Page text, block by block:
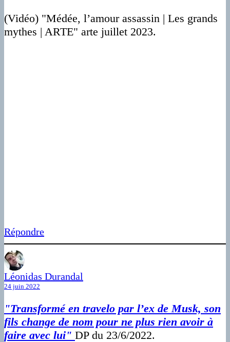
(Vidéo) "Médée, l’amour assassin | Les grands
mythes | ARTE" arte juillet 2023.
Répondre
Léonidas Durandal
24 juin 2022
"Transformé en travelo par l’ex de Musk, son
fils change de nom pour ne plus rien avoir à
faire avec lui" DP du 23/6/2022.